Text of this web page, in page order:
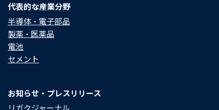
代表的な産業分野
半導体・電子部品
製薬・医薬品
電池
セメント
お知らせ・プレスリリース
リガクジャーナル